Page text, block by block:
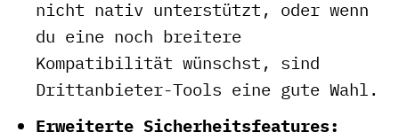
nicht nativ unterstützt, oder wenn
du eine noch breitere
Kompatibilität wünschst, sind
Drittanbieter-Tools eine gute Wahl.
Erweiterte Sicherheitsfeatures: